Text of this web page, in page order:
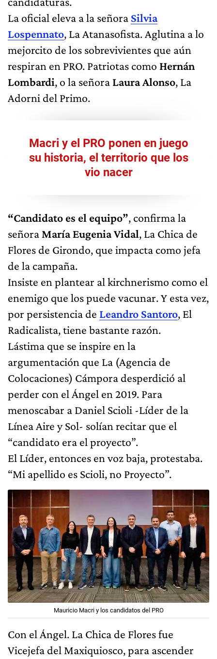
La oficial eleva a la señora Silvia
Lospennato, La Atanasofista. Aglutina a lo
mejorcito de los sobrevivientes que aún
respiran en PRO. Patriotas como Hernán
Lombardi, o la señora Laura Alonso, La
Adorni del Primo.
Macri y el PRO ponen en juego
su historia, el territorio que los
vio nacer
“Candidato es el equipo”, confirma la
señora María Eugenia Vidal, La Chica de
Flores de Girondo, que impacta como jefa
de la campaña.
Insiste en plantear al kirchnerismo como el
enemigo que los puede vacunar. Y esta vez,
por persistencia de Leandro Santoro, El
Radicalista, tiene bastante razón.
Lástima que se inspire en la
argumentación que La (Agencia de
Colocaciones) Cámpora desperdició al
perder con el Ángel en 2019. Para
menoscabar a Daniel Scioli -Líder de la
Línea Aire y Sol- solían recitar que el
“candidato era el proyecto”.
El Líder, entonces en voz baja, protestaba.
“Mi apellido es Scioli, no Proyecto”.
Mauricio Macri y los candidatos del PRO
Con el Ángel. La Chica de Flores fue
Vicejefa del Maxiquiosco, para ascender